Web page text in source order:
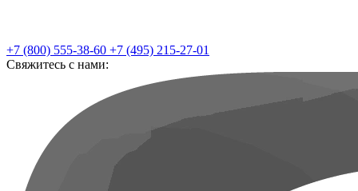
+7 (800) 555-38-60 +7 (495) 215-27-01
Свяжитесь с нами: